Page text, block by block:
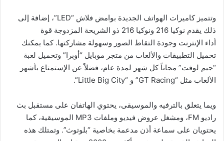
وتتميز كاميرات الهواتف الجديدة بوامض فلاش “LED”، إضافة إلى
ذلك يقدم نوكيا 216 ونوكيا 216 ذو الشريحة المزدوجة قوة
أداء الإنترنت وجودة التقاط الصور وسهولة مشاركتها. كما يمكنك
تحميل التطبيقات والألعاب من متجر موبايل “أوبرا” وتحميل لعبة
“جيم لوفت” مجاناً كل شهر لمدة عام، فضلاً عن الإستمتاع بأشهر
الألعاب مثل “GT Racing” و “Little Big City”.
ويما يتعلق بالترفيه والموسيقى، يحتوي الهاتفان على مستقبل بث
راديو FM، ومشغل عروض فيديو وملفات MP3 الموسيقية، كما
يحتويان على سماعة أذن مدعمة بخاصية “بلوتوث”. وتمتلك هذه